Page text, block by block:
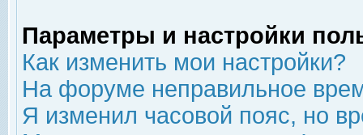
Параметры и настройки
Как изменить мои настройки?
На форуме неправильное
Я изменил часовой пояс, но